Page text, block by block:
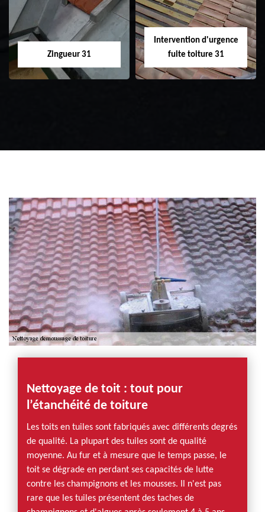
Zingueur 31
Intervention d'urgence
fuite toiture 31
Nettoyage de toit : tout pour
l’étanchéité de toiture
Les toits en tuiles sont fabriqués avec différents degrés
de qualité. La plupart des tuiles sont de qualité
moyenne. Au fur et à mesure que le temps passe, le
toit se dégrade en perdant ses capacités de lutte
contre les champignons et les mousses. Il n'est pas
rare que les tuiles présentent des taches de